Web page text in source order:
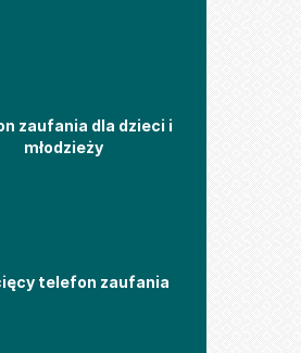
zaufania dla dzieci i
młodzieży
telefon zaufania